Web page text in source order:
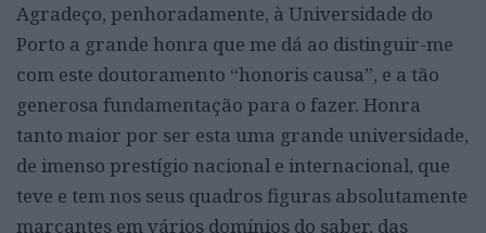
Agradeço, penhoradamente, à Universidade do
Porto a grande honra que me dá ao distinguir-me
com este doutoramento “honoris causa”, e a tão
generosa fundamentação para o fazer. Honra
tanto maior por ser esta uma grande universidade,
de imenso prestígio nacional e internacional, que
teve e tem nos seus quadros figuras absolutamente
marcantes em vários domínios do saber, das